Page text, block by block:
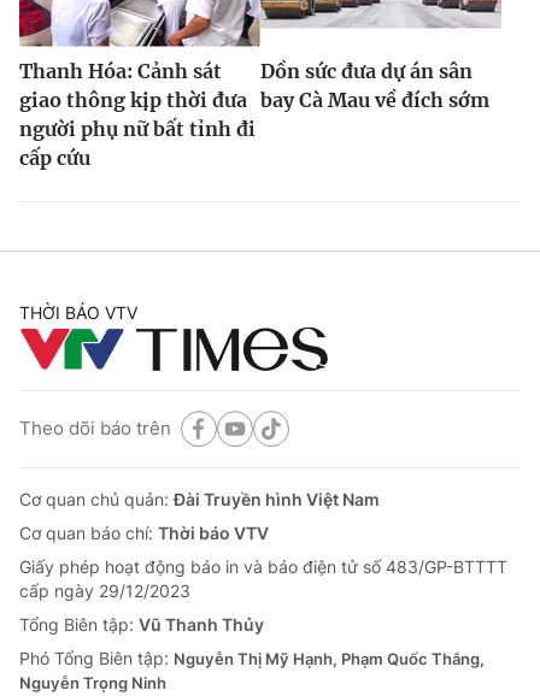
Thanh Hóa: Cảnh sát
giao thông kịp thời đưa
người phụ nữ bất tỉnh đi
cấp cứu
Dồn sức đưa dự án sân
bay Cà Mau về đích sớm
THỜI BÁO VTV
Theo dõi báo trên
Cơ quan chủ quản:Đài Truyền hình Việt Nam
Cơ quan báo chí: Thời báo VTV
Giấy phép hoạt động báo in và báo điện tử số 483/GP-BTTTT
cấp ngày 29/12/2023
Tổng Biên tập: Vũ Thanh Thủy
Phó Tổng Biên tập: Nguyễn Thị Mỹ Hạnh, Phạm Quốc Thắng,
Nguyễn Trọng Ninh